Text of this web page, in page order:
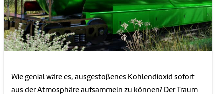
Wie genial wäre es, ausgestoßenes Kohlendioxid sofort
aus der Atmosphäre aufsammeln zu können? Der Traum